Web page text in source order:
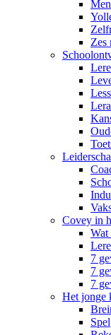
Zes
Covey in
Wat
7
7
7
Het jonge
Spel